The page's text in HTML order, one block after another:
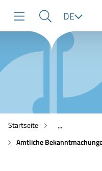
Navigation
Suche
Inhalt
DE
Startseite
...
Amtliche